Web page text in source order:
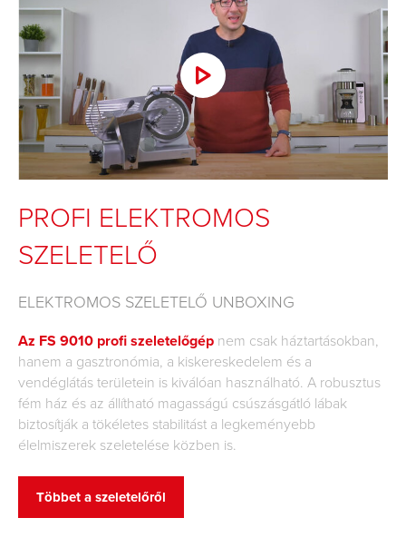
PROFI ELEKTROMOS
SZELETELŐ
ELEKTROMOS SZELETELŐ UNBOXING
Az FS 9010 profi szeletelőgép nem csak háztartásokban,
hanem a gasztronómia, a kiskereskedelem és a
vendéglátás területein is kiválóan használható. A robusztus
fém ház és az állítható magasságú csúszásgátló lábak
biztosítják a tökéletes stabilitást a legkeményebb
élelmiszerek szeletelése közben is.
Többet a szeletelőről